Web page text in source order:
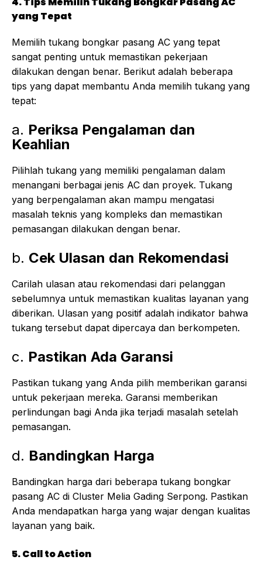
yang Tepat
Memilih tukang bongkar pasang AC yang tepat
sangat penting untuk memastikan pekerjaan
dilakukan dengan benar. Berikut adalah beberapa
tips yang dapat membantu Anda memilih tukang yang
tepat:
a. Periksa Pengalaman dan
Keahlian
Pilihlah tukang yang memiliki pengalaman dalam
menangani berbagai jenis AC dan proyek. Tukang
yang berpengalaman akan mampu mengatasi
masalah teknis yang kompleks dan memastikan
pemasangan dilakukan dengan benar.
b. Cek Ulasan dan Rekomendasi
Carilah ulasan atau rekomendasi dari pelanggan
sebelumnya untuk memastikan kualitas layanan yang
diberikan. Ulasan yang positif adalah indikator bahwa
tukang tersebut dapat dipercaya dan berkompeten.
c. Pastikan Ada Garansi
Pastikan tukang yang Anda pilih memberikan garansi
untuk pekerjaan mereka. Garansi memberikan
perlindungan bagi Anda jika terjadi masalah setelah
pemasangan.
d. Bandingkan Harga
Bandingkan harga dari beberapa tukang bongkar
pasang AC di Cluster Melia Gading Serpong. Pastikan
Anda mendapatkan harga yang wajar dengan kualitas
layanan yang baik.
5. Call to Action